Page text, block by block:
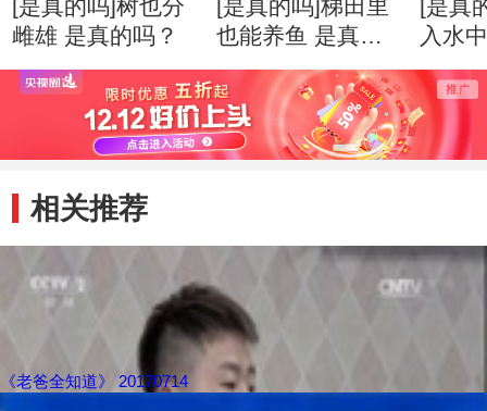
[是真的吗]树也分
雌雄 是真的吗？
[是真的吗]梯田里
也能养鱼 是真的
吗？
[是真
入水
形 是
相关推荐
《老爸全知道》 20170714